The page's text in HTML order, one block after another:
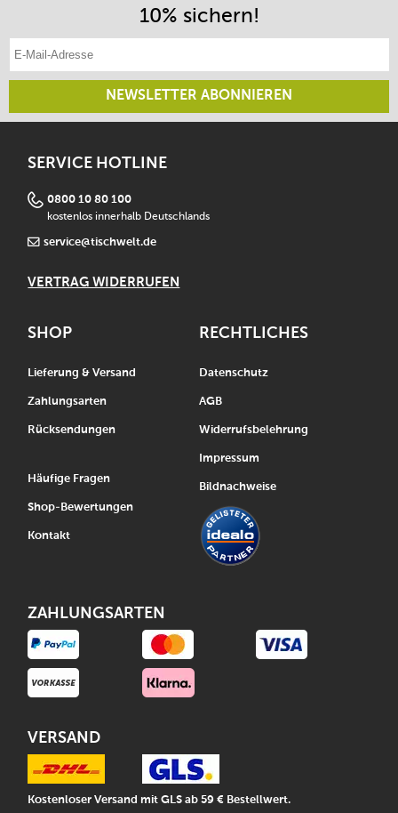
10% sichern!
NEWSLETTER ABONNIEREN
SERVICE HOTLINE
0800 10 80 100
kostenlos innerhalb Deutschlands
service@tischwelt.de
VERTRAG WIDERRUFEN
SHOP
Lieferung & Versand
Zahlungsarten
Rücksendungen
Häufige Fragen
Shop-Bewertungen
Kontakt
RECHTLICHES
Datenschutz
AGB
Widerrufsbelehrung
Impressum
Bildnachweise
ZAHLUNGSARTEN
VERSAND
Kostenloser Versand mit GLS ab 59 € Bestellwert.